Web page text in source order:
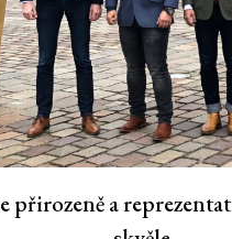
přirozeně a